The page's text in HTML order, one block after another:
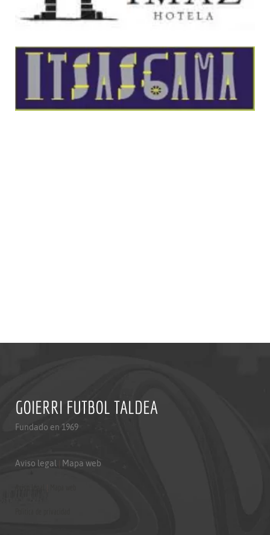
GOIERRI FUTBOL TALDEA
Fundado en 1969
Aviso legal Mapa web